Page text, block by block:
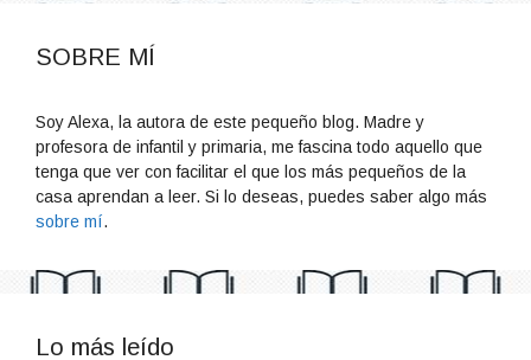
SOBRE MÍ
Soy Alexa, la autora de este pequeño blog. Madre y
profesora de infantil y primaria, me fascina todo aquello que
tenga que ver con facilitar el que los más pequeños de la
casa aprendan a leer. Si lo deseas, puedes saber algo más
sobre mí.
Lo más leído